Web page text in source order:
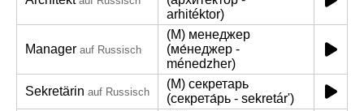
arhitéktor)
Manager auf Russisch
(M) менеджер
(ме́неджер -
ménedzher)
Sekretärin auf Russisch
(M) секретарь
(секрета́рь - sekretár')